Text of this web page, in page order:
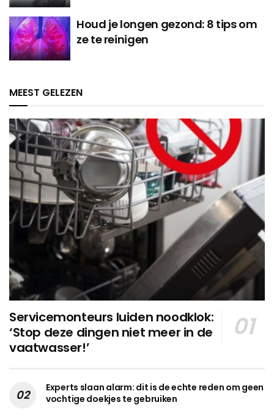
Houd je longen gezond: 8 tips om
ze te reinigen
MEEST GELEZEN
Servicemonteurs luiden noodklok:
‘Stop deze dingen niet meer in de
vaatwasser!’
Experts slaan alarm: dit is de echte reden om geen
vochtige doekjes te gebruiken